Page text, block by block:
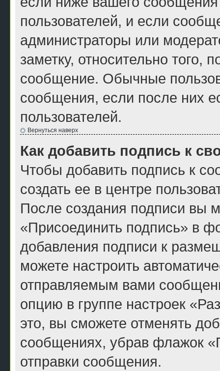
пользователей, и если
администраторы или
заметку, относительно того,
сообщение. Обычные
сообщения, если после них
пользователей.
Вернуться наверх
Как добавить подпись к
Чтобы добавить подпись к
создать ее в центре
После создания подписи вы
«Присоединить подпись» в
добавления подписи к
можете настроить
отправляемым вами
опцию в группе настроек
это, вы сможете отменять
сообщениях, убрав флажок
отправки сообщения.